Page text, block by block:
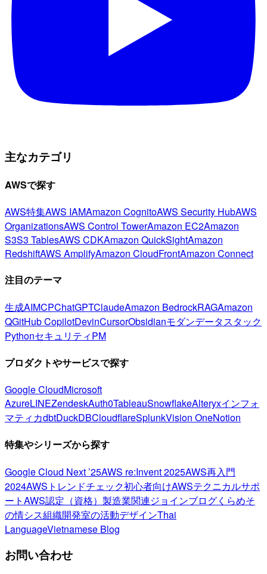
主なカテゴリ
AWSで探す
AWS特集AWS IAMAmazon CognitoAWS Security HubAWS
OrganizationsAWS Control TowerAmazon EC2Amazon
S3S3 TablesAWS CDKAmazon QuickSightAmazon
RedshiftAWS AmplifyAmazon CloudFrontAmazon Connect
注目のテーマ
生成AIMCPChatGPTClaudeAmazon BedrockRAGAmazon
QGitHub CopilotDevinCursorObsidianモダンデータスタック
PythonセキュリティPM
プロダクトやサービスで探す
Google CloudMicrosoft
AzureLINEZendeskAuth0TableauSnowflakeAlteryxインフォ
マティカdbtDuckDBCloudflareSplunkVision OneNotion
特集やシリーズから探す
Google Cloud Next ’25AWS re:Invent 2025AWS再入門
2024AWSトレンドチェック初心者向けAWSテクニカルサポ
ートAWS認定（資格） 製造業関連ジョインブログくらめそ
の情シス組織開発室の活動デザインThai
LanguageVietnamese Blog
お問い合わせ